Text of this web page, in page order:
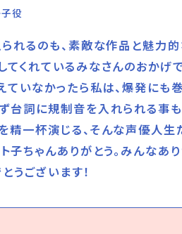
子役
れるのも、素敵な作品と魅力的
てくれているみなさんのおかげで
ていなかったら私は、爆発にも
台詞に規制音を入れられる事も
精一杯演じる、そんな声優人生
子ちゃんありがとう。みんなあり
うございます！